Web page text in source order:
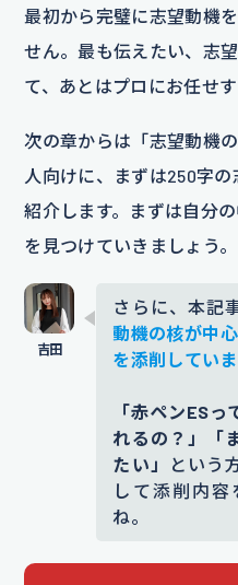
最初から完璧に志望動機
せん。最も伝えたい、志
て、あとはプロにお任せ
次の章からは「志望動機
人向けに、まずは250字
紹介します。まずは自分
を見つけていきましょう。
さらに、本記
動機の核が中
を添削していま
「赤ペンES
れるの？」「
たい」
という
して添削内
ね。